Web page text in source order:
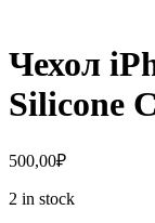
Чехол
Silicone
500,00₽
2 in stock